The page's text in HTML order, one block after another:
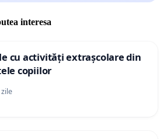
interesa
cu activități extrașcolare din
copiilor